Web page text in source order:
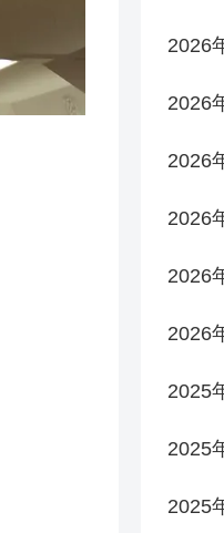
2026
2026
2026
2026
2026
2026
2025
2025
2025